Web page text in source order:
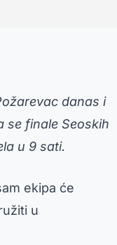
danas i
se finale Seoskih
u 9 sati.
ekipa će
u